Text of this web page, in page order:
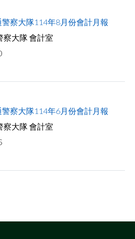
察大隊114年8月份會計月報
察大隊 會計室
察大隊114年6月份會計月報
察大隊 會計室